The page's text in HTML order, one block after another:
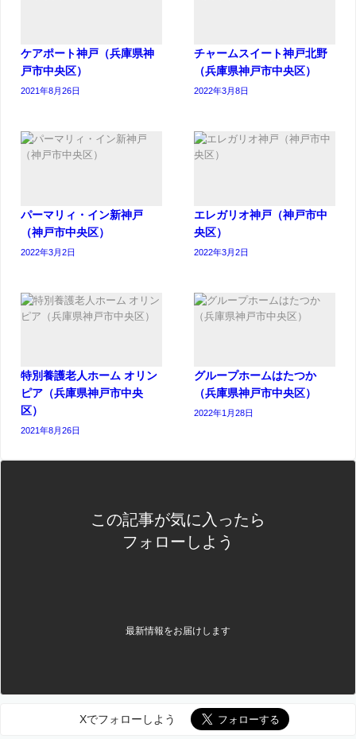
ケアポート神戸（兵庫県神
戸市中央区）
2021年8月26日
チャームスイート神戸北野
（兵庫県神戸市中央区）
2022年3月8日
パーマリィ・イン新神戸
（神戸市中央区）
2022年3月2日
エレガリオ神戸（神戸市中
央区）
2022年3月2日
特別養護老人ホーム オリン
ピア（兵庫県神戸市中央
区）
2021年8月26日
グループホームはたつか
（兵庫県神戸市中央区）
2022年1月28日
この記事が気に入ったら
フォローしよう
最新情報をお届けします
Xでフォローしよう